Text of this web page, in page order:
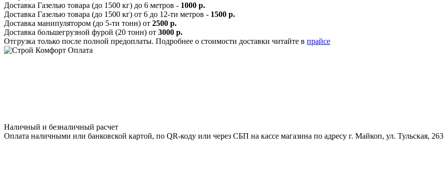
Доставка Газелью товара (до 1500 кг) до 6 метров - 1000 р.
Доставка Газелью товара (до 1500 кг) от 6 до 12-ти метров - 1500 р.
Доставка манипулятором (до 5-ти тонн) от 2500 р.
Доставка большегрузной фурой (20 тонн) от 3000 р.
Отгрузка только после полной предоплаты. Подробнее о стоимости доставки читайте в прайсе
Оплата
Наличный и безналичный расчет
Оплата наличными или банковской картой, по QR-коду или через СБП на кассе магазина по адресу г. Майкоп, ул. Тульская, 263